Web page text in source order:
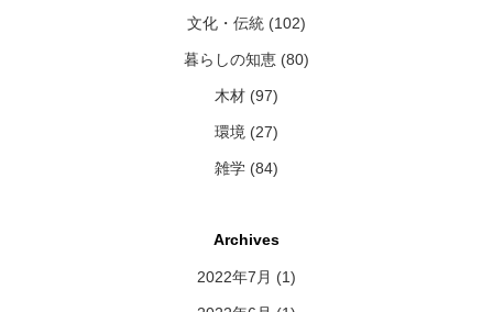
文化・伝統 (102)
暮らしの知恵 (80)
木材 (97)
環境 (27)
雑学 (84)
Archives
2022年7月 (1)